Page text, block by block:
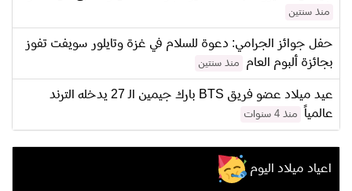
منذ سنتين
حفل جوائز الجرامي: دعوة للسلام في غزة وتايلور سويفت تفوز
بجائزة ألبوم العام
منذ سنتين
عيد ميلاد عضو فريق BTS بارك جيمين الـ 27 يدخله الترند
عالمياً
منذ 4 سنوات
اعياد ميلاد اليوم